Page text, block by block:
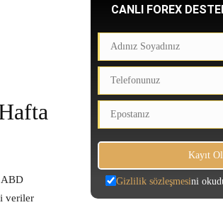
ABD
veriler
CANLI FOREX
Gizlilik sözleşmesini